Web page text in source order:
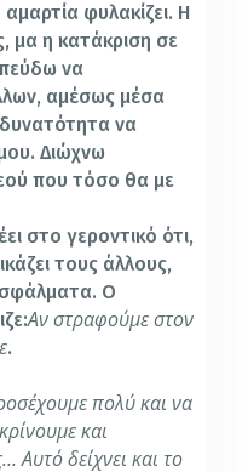
φυλακίζει. Η
μα η κατάκριση σε
να
αμέσως μέσα
να
Διώχνω
που τόσο θα με
στο γεροντικό ότι,
τους άλλους,
σφάλματα. Ο
Αν στραφούμε στον
.
πολύ και να
και
Αυτό δείχνει και το